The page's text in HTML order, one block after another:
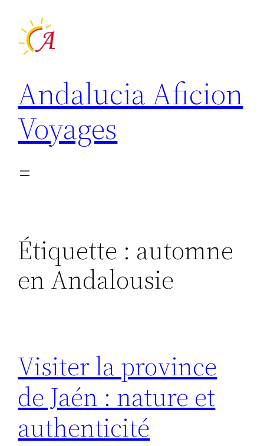
contenu
Andalucia Aficion
Voyages
Étiquette : automne
en Andalousie
Visiter la province
de Jaén : nature et
authenticité